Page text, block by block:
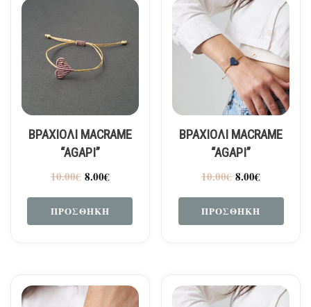
ΒΡΑΧΙΟΛΙ MACRAME
“AGAPI”
10.00€ 8.00€
ΠΡΟΣΘΉΚΗ
ΒΡΑΧΙΟΛΙ MACRAME
“AGAPI”
10.00€ 8.00€
ΠΡΟΣΘΉΚΗ